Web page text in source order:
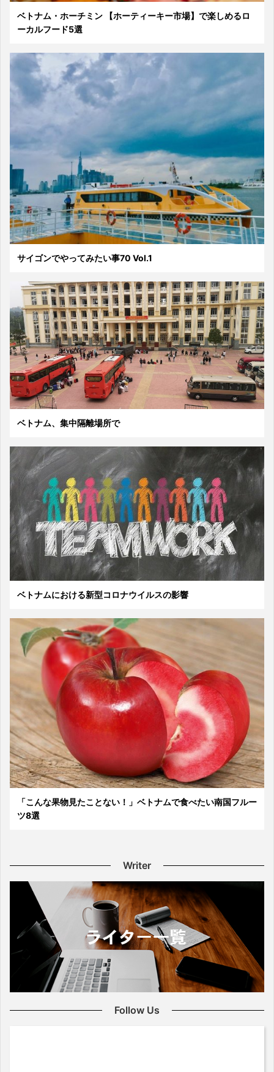
ベトナム・ホーチミン 【ホーティーキー市場】で楽しめるロ
ーカルフード5選
サイゴンでやってみたい事70 Vol.1
ベトナム、集中隔離場所で
ベトナムにおける新型コロナウイルスの影響
「こんな果物見たことない！」ベトナムで食べたい南国フルー
ツ8選
Writer
Follow Us